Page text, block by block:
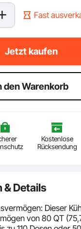
Fast
Jetzt kaufen
den Warenkorb
Kostenlose
Rücksendung
& Details
Dieser
von 80 QT